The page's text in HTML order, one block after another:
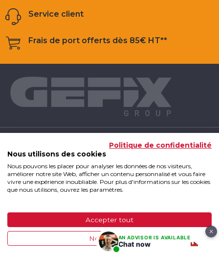
Service client
Frais de port offerts dès 85€ HT**
INFOS UTILES
GEFIX Group 2019 - Tous droits réservés
Mentions
légales | CGV | Plan du site
Politique de confidentialité
Nous utilisons des cookies
Nous pouvons les placer pour analyser les données de nos visiteurs,
améliorer notre site Web, afficher un contenu personnalisé et vous faire
vivre une expérience inoubliable. Pour plus d'informations sur les cookies
que nous utilisons, ouvrez les paramètres.
Accepter tout
Non, ajusterAN ADVISOR IS AVAILABLE
Chat now